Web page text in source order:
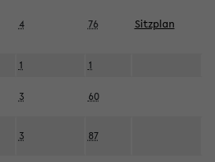
4 76 Sitzplan
1 1
3 60
3 87